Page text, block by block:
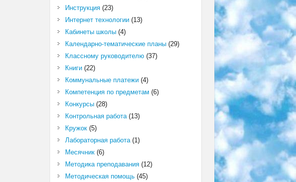
Инструкция(23)
Интернет технологии(13)
Кабинеты школы(4)
Календарно-тематические планы(29)
Классному руководителю(37)
Книги(22)
Коммунальные платежи(4)
Компетенция по предметам (6)
Конкурсы(28)
Контрольная работа(13)
Кружок(5)
Лабораторная работа(1)
Месячник(6)
Методика преподавания(12)
Методическая помощь(45)